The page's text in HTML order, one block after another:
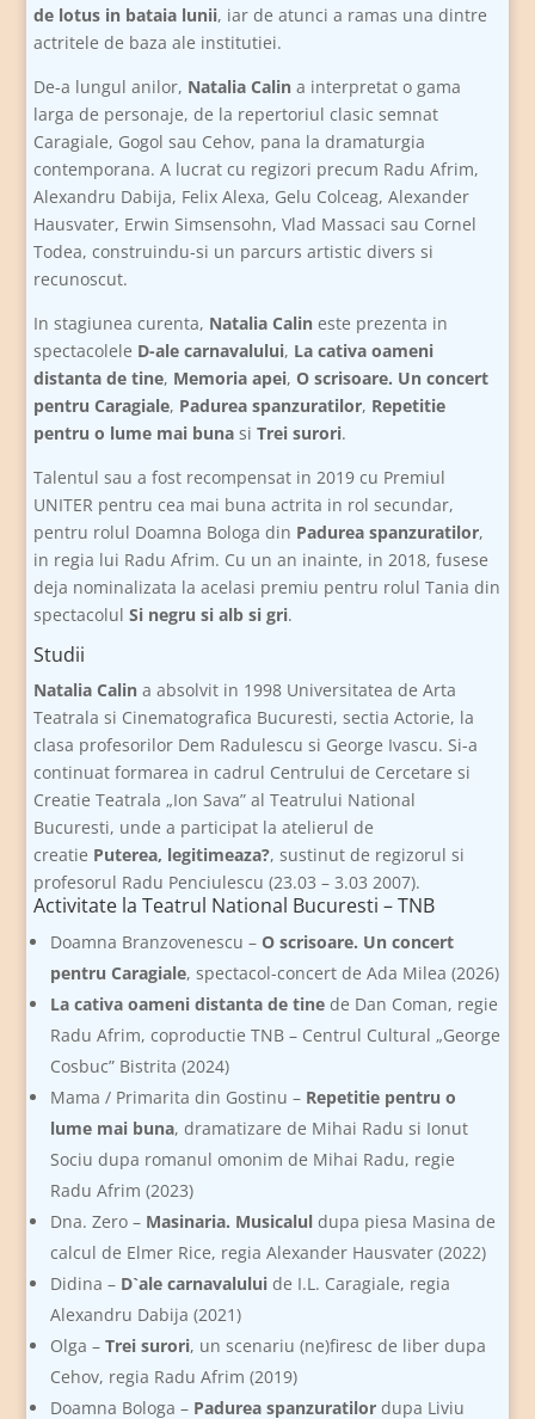
de lotus in bataia lunii, iar de atunci a ramas una dintre
actritele de baza ale institutiei.
De-a lungul anilor, Natalia Calin a interpretat o gama
larga de personaje, de la repertoriul clasic semnat
Caragiale, Gogol sau Cehov, pana la dramaturgia
contemporana. A lucrat cu regizori precum Radu Afrim,
Alexandru Dabija, Felix Alexa, Gelu Colceag, Alexander
Hausvater, Erwin Simsensohn, Vlad Massaci sau Cornel
Todea, construindu-si un parcurs artistic divers si
recunoscut.
In stagiunea curenta, Natalia Calin este prezenta in
spectacolele D-ale carnavalului, La cativa oameni
distanta de tine, Memoria apei,O scrisoare. Un concert
pentru Caragiale, Padurea spanzuratilor, Repetitie
pentru o lume mai buna siTrei surori.
Talentul sau a fost recompensat in 2019 cu Premiul
UNITER pentru cea mai buna actrita in rol secundar,
pentru rolul Doamna Bologa din Padurea spanzuratilor,
in regia lui Radu Afrim. Cu un an inainte, in 2018, fusese
deja nominalizata la acelasi premiu pentru rolul Tania din
spectacolulSi negru si alb si gri.
Studii
Natalia Calin a absolvit in 1998 Universitatea de Arta
Teatrala si Cinematografica Bucuresti, sectia Actorie, la
clasa profesorilor Dem Radulescu si George Ivascu. Si-a
continuat formarea in cadrul Centrului de Cercetare si
Creatie Teatrala „Ion Sava” al Teatrului National
Bucuresti, unde a participat la atelierul de
creatie Puterea, legitimeaza?, sustinut de regizorul si
profesorul Radu Penciulescu (23.03 – 3.03 2007).
Activitate la Teatrul National Bucuresti – TNB
Doamna Branzovenescu –O scrisoare. Un concert
pentru Caragiale, spectacol-concert de Ada Milea (2026)
La cativa oameni distanta de tine de Dan Coman, regie
Radu Afrim, coproductie TNB – Centrul Cultural „George
Cosbuc” Bistrita (2024)
Mama / Primarita din Gostinu – Repetitie pentru o
lume mai buna, dramatizare de Mihai Radu si Ionut
Sociu dupa romanul omonim de Mihai Radu, regie
Radu Afrim (2023)
Dna. Zero – Masinaria. Musicalul dupa piesa Masina de
calcul de Elmer Rice, regia Alexander Hausvater (2022)
Didina – D`ale carnavalului de I.L. Caragiale, regia
Alexandru Dabija (2021)
Olga –Trei surori, un scenariu (ne)firesc de liber dupa
Cehov, regia Radu Afrim (2019)
Doamna Bologa – Padurea spanzuratilor dupa Liviu